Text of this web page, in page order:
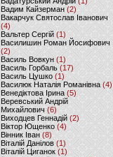
Вадим Кайзерман (2)
Вакарчук Святослав Іванович
(4)
Вальтер Сергій (1)
Василишин Роман Йосифович
(2)
Василь Вовкун (1)
Василь Горбаль (17)
Василь Цушко (1)
Василюк Наталія Романівна (4)
Венедіктова Ірина(5)
Веревський Андрій
Михайлович (6)
Виходцев Геннадій (2)
Віктор Ющенко (4)
Вінник Іван (8)
Віталій Данілов (1)
Віталій Циганок (1)